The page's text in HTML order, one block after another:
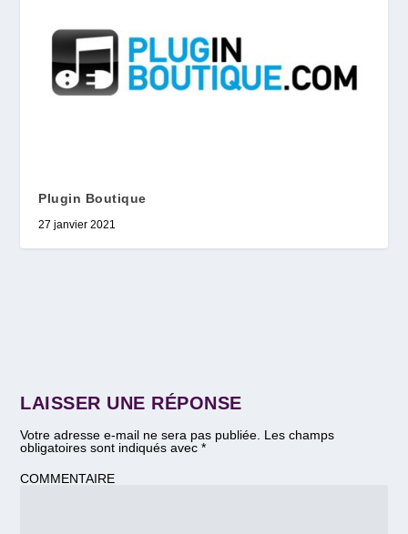
Plugin Boutique
27 janvier 2021
LAISSER UNE RÉPONSE
Votre adresse e-mail ne sera pas publiée. Les champs
obligatoires sont indiqués avec*
COMMENTAIRE